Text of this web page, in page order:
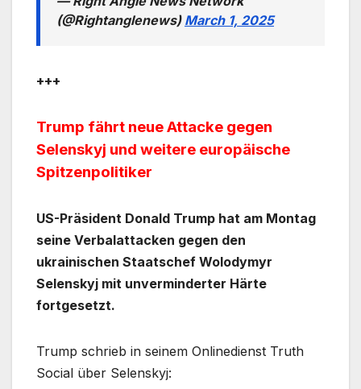
(@Rightanglenews) March 1, 2025
+++
Trump fährt neue Attacke gegen
Selenskyj und weitere europäische
Spitzenpolitiker
US-Präsident Donald Trump hat am Montag
seine Verbalattacken gegen den
ukrainischen Staatschef Wolodymyr
Selenskyj mit unverminderter Härte
fortgesetzt.
Trump schrieb in seinem Onlinedienst Truth
Social über Selenskyj: